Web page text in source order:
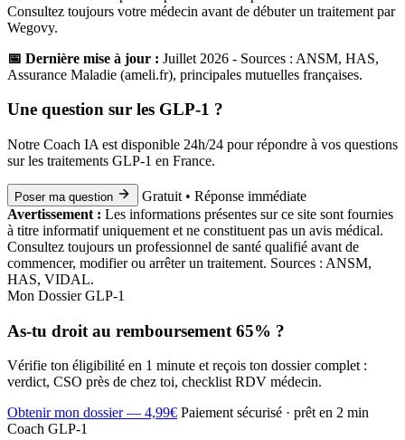
Consultez toujours votre médecin avant de débuter un traitement par
Wegovy.
📅 Dernière mise à jour : Juillet 2026 - Sources : ANSM, HAS,
Assurance Maladie (ameli.fr), principales mutuelles françaises.
Une question sur les GLP-1 ?
Notre Coach IA est disponible 24h/24 pour répondre à vos questions
sur les traitements GLP-1 en France.
Poser ma question
Gratuit • Réponse immédiate
Avertissement : Les informations présentes sur ce site sont fournies
à titre informatif uniquement et ne constituent pas un avis médical.
Consultez toujours un professionnel de santé qualifié avant de
commencer, modifier ou arrêter un traitement. Sources : ANSM,
HAS, VIDAL.
Mon Dossier GLP-1
As-tu droit au remboursement 65% ?
Vérifie ton éligibilité en 1 minute et reçois ton dossier complet :
verdict, CSO près de chez toi, checklist RDV médecin.
Obtenir mon dossier — 4,99€ Paiement sécurisé · prêt en 2 min
Coach GLP-1